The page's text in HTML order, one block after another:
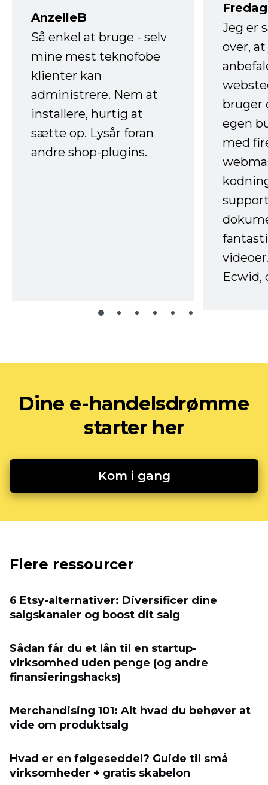
AnzelleB
Så enkel at bruge - selv
mine mest teknofobe
klienter kan
administrere. Nem at
installere, hurtig at
sætte op. Lysår foran
andre shop-plugins.
Jeg er
over,
bruger
egen
med
Ecwid,
Dine e-handelsdrømme
starter her
Kom i gang
Flere ressourcer
6 Etsy-alternativer: Diversificer dine
salgskanaler og boost dit salg
Sådan får du et lån til en startup-
virksomhed uden penge (og andre
finansieringshacks)
Merchandising 101: Alt hvad du behøver at
vide om produktsalg
Hvad er en følgeseddel? Guide til små
virksomheder + gratis skabelon